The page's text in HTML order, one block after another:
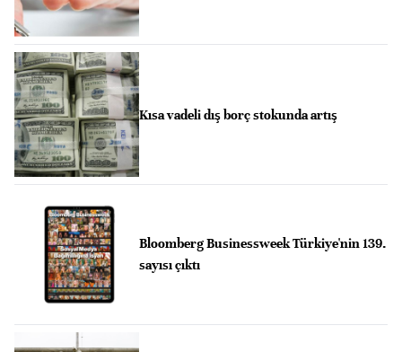
Kısa vadeli dış borç stokunda artış
Bloomberg Businessweek Türkiye'nin 139.
sayısı çıktı